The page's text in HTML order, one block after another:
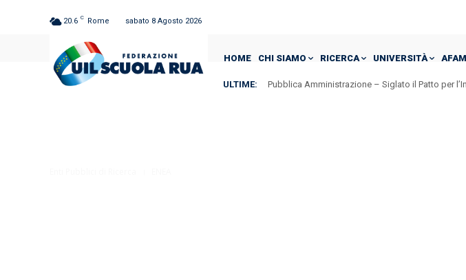
20.6 C Rome sabato 8 Agosto 2026
HOME CHI SIAMO RICERCA UNIVERSITÀ AFAM
ULTIME: Pubblica Amministrazione – Siglato il Patto per